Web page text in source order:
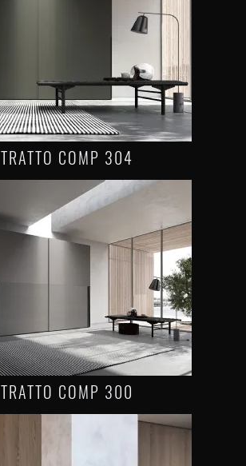
TRATTO COMP 304
TRATTO COMP 300